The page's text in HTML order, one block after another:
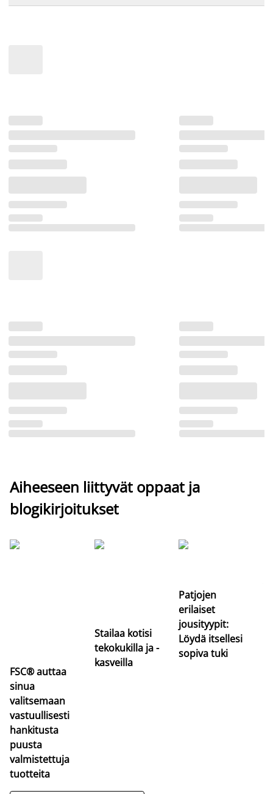
Aiheeseen liittyvät oppaat ja
blogikirjoitukset
FSC® auttaa
sinua
valitsemaan
vastuullisesti
hankitusta
puusta
valmistettuja
tuotteita
Stailaa kotisi
tekokukilla ja -
kasveilla
Patjojen
erilaiset
jousityypit:
Löydä itsellesi
sopiva tuki